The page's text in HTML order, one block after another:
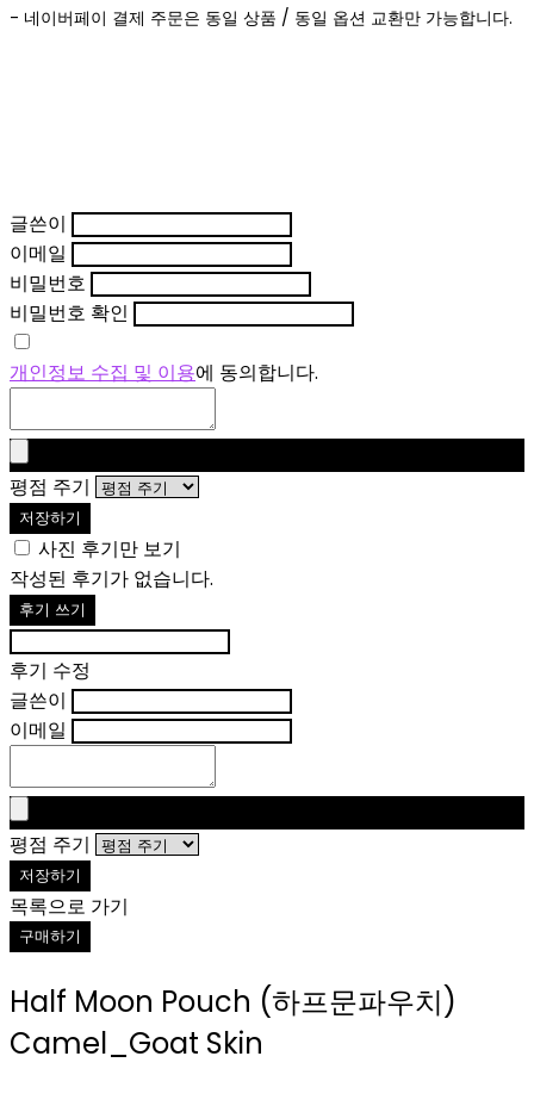
- 네이버페이 결제 주문은 동일 상품 / 동일 옵션 교환만 가능합니다.
글쓴이
이메일
비밀번호
비밀번호 확인
개인정보 수집 및 이용에 동의합니다.
평점 주기
저장하기
사진 후기만 보기
작성된 후기가 없습니다.
후기 쓰기
후기 수정
글쓴이
이메일
평점 주기
저장하기
목록으로 가기
구매하기
Half Moon Pouch (하프문파우치)
Camel_Goat Skin